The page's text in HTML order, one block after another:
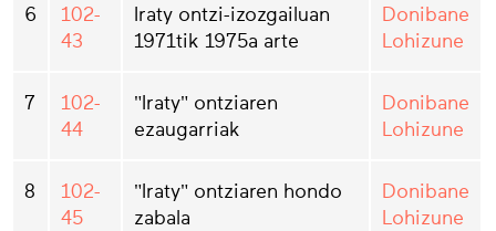
6
102-
43
Iraty ontzi-izozgailuan
1971tik 1975a arte
Donibane
Lohizune
7
102-
44
"Iraty" ontziaren
ezaugarriak
Donibane
Lohizune
8
102-
45
"Iraty" ontziaren hondo
zabala
Donibane
Lohizune